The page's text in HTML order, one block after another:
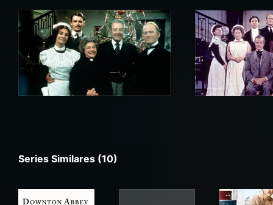
Series Similares (10)